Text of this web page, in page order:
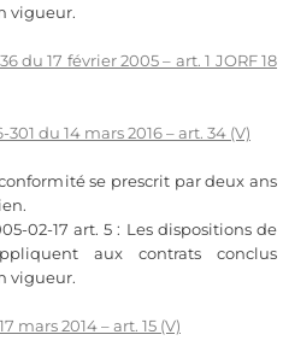
vigueur.
du 17 février 2005 – art. 1 JORF 18
du 14 mars 2016 – art. 34 (V)
se prescrit par deux ans
02-17 art. 5 : Les dispositions de
aux contrats conclus
vigueur.
mars 2014 – art. 15 (V)